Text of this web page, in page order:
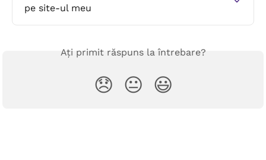
pe site-ul meu
Ați primit răspuns la întrebare?
😞 😐 😃